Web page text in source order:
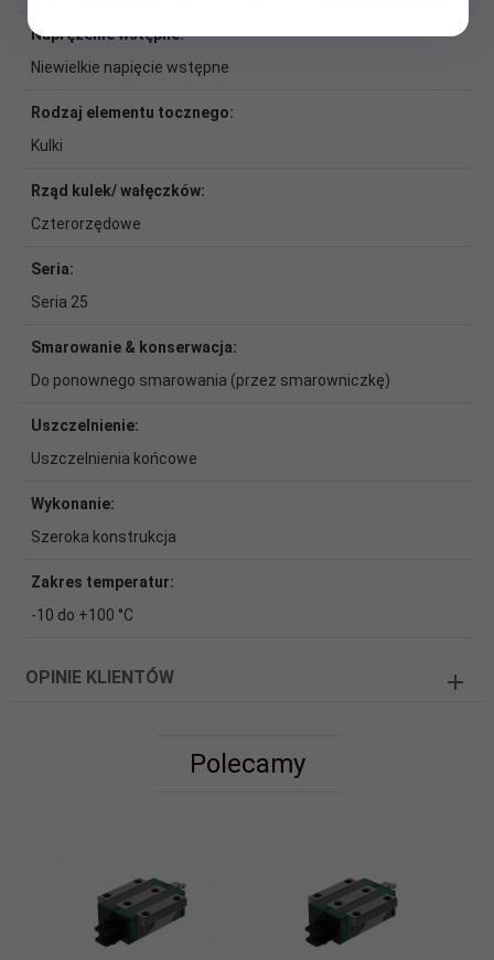
Naprężenie wstępne:
Niewielkie napięcie wstępne
Rodzaj elementu tocznego:
Kulki
Rząd kulek/ wałęczków:
Czterorzędowe
Seria:
Seria 25
Smarowanie & konserwacja:
Do ponownego smarowania (przez smarowniczkę)
Uszczelnienie:
Uszczelnienia końcowe
Wykonanie:
Szeroka konstrukcja
Zakres temperatur:
-10 do +100 °C
OPINIE KLIENTÓW
Polecamy